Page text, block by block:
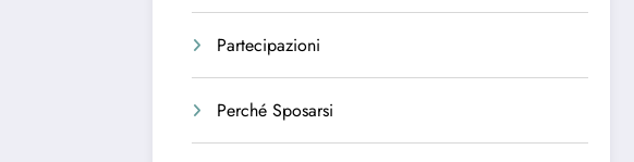
Partecipazioni
Perché Sposarsi